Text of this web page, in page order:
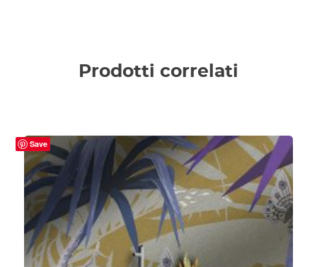
Prodotti correlati
Save